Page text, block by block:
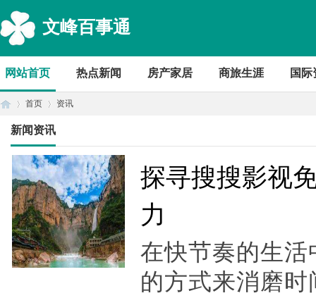
文峰百事通
网站首页 热点新闻 房产家居 商旅生涯 国际
首页
›
资讯
新闻资讯
探寻搜搜影视
力
在快节奏的生
的方式来消磨